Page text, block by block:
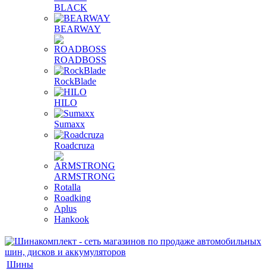
BLACK
BEARWAY
ROADBOSS
RockBlade
HILO
Sumaxx
Roadcruza
ARMSTRONG
Rotalla
Roadking
Aplus
Hankook
Шины